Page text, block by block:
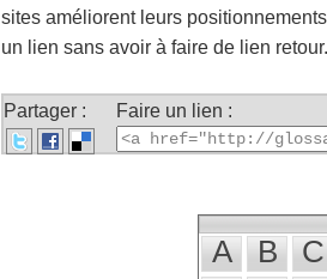
sites améliorent leurs
un lien sans avoir à faire de lien retour.
Partager : Faire un lien :
A B C